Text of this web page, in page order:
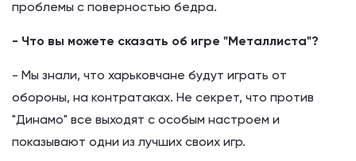
проблемы с поверностью бедра.
- Что вы можете сказать об игре "Металлиста"?
- Мы знали, что харьковчане будут играть от
обороны, на контратаках. Не секрет, что против
"Динамо" все выходят с особым настроем и
показывают одни из лучших своих игр.